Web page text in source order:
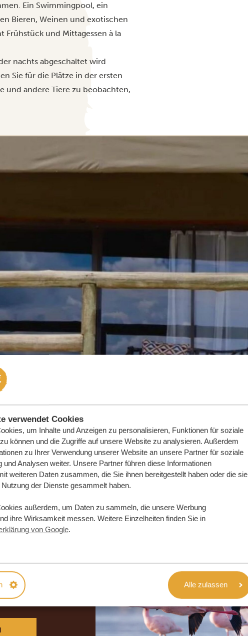
verwendet Cookies
um Inhalte und Anzeigen zu personalisieren, Funktionen für soziale
können und die Zugriffe auf unsere Website zu analysieren. Außerdem
zu Ihrer Verwendung unserer Website an unsere Partner für soziale
und Analysen weiter. Unsere Partner führen diese Informationen
weiteren Daten zusammen, die Sie ihnen bereitgestellt haben oder die sie
der Dienste gesammelt haben.
außerdem, um Daten zu sammeln, die unsere Werbung
ihre Wirksamkeit messen. Weitere Einzelheiten finden Sie in
von Google.
Alle zulassen
Ein Swimmingpool, ein
Bieren, Weinen und exotischen
Frühstück und Mittagessen à la
nachts abgeschaltet wird
Sie für die Plätze in der ersten
und andere Tiere zu beobachten,